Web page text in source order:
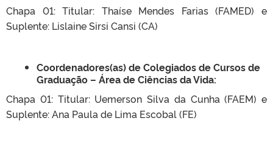
Chapa 01: Titular: Thaíse Mendes Farias (FAMED) e
Suplente: Lislaine Sirsi Cansi (CA)
Coordenadores(as) de Colegiados de Cursos de
Graduação – Área de Ciências da Vida:
Chapa 01: Titular: Uemerson Silva da Cunha (FAEM) e
Suplente: Ana Paula de Lima Escobal (FE)